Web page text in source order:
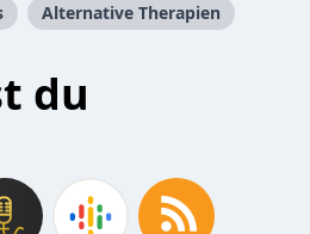
Alternative Therapien
du